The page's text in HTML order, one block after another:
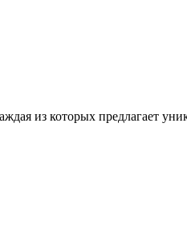
из которых предлагает